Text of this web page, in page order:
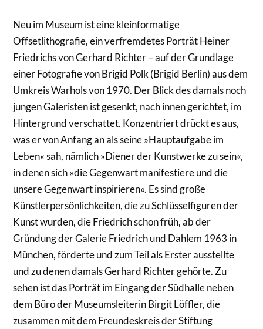
Neu im Museum ist eine kleinformatige
Offsetlithografie, ein verfremdetes Porträt Heiner
Friedrichs von Gerhard Richter – auf der Grundlage
einer Fotografie von Brigid Polk (Brigid Berlin) aus dem
Umkreis Warhols von 1970. Der Blick des damals noch
jungen Galeristen ist gesenkt, nach innen gerichtet, im
Hintergrund verschattet. Konzentriert drückt es aus,
was er von Anfang an als seine »Hauptaufgabe im
Leben« sah, nämlich »Diener der Kunstwerke zu sein«,
in denen sich »die Gegenwart manifestiere und die
unsere Gegenwart inspirieren«. Es sind große
Künstlerpersönlichkeiten, die zu Schlüsselfiguren der
Kunst wurden, die Friedrich schon früh, ab der
Gründung der Galerie Friedrich und Dahlem 1963 in
München, förderte und zum Teil als Erster ausstellte
und zu denen damals Gerhard Richter gehörte. Zu
sehen ist das Porträt im Eingang der Südhalle neben
dem Büro der Museumsleiterin Birgit Löffler, die
zusammen mit dem Freundeskreis der Stiftung